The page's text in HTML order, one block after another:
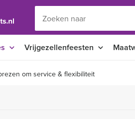
Vrijgezellenfeesten
om service & flexibiliteit